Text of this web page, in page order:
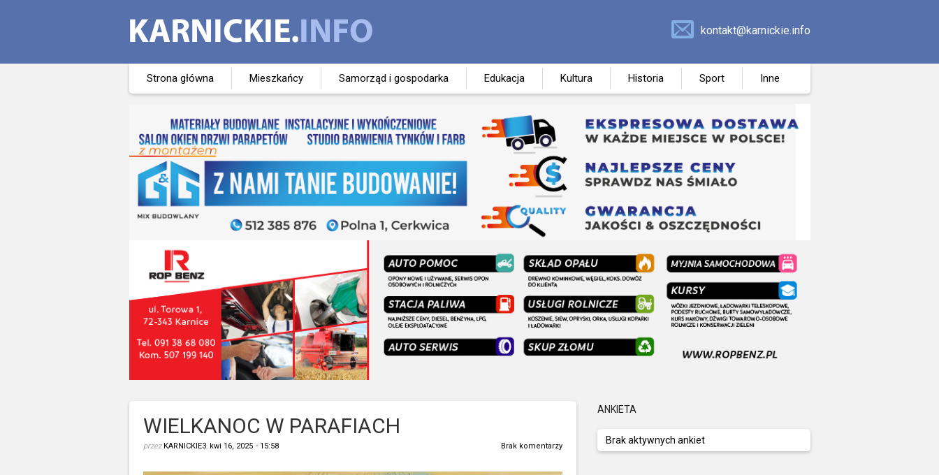
kontakt@karnickie.info
Strona główna Mieszkańcy Samorząd i gospodarka Edukacja Kultura Historia Sport Inne
WIELKANOC W PARAFIACH
przez KARNICKIE3, kwi 16, 2025• 15:58 Brak komentarzy
ANKIETA
Brak aktywnych ankiet